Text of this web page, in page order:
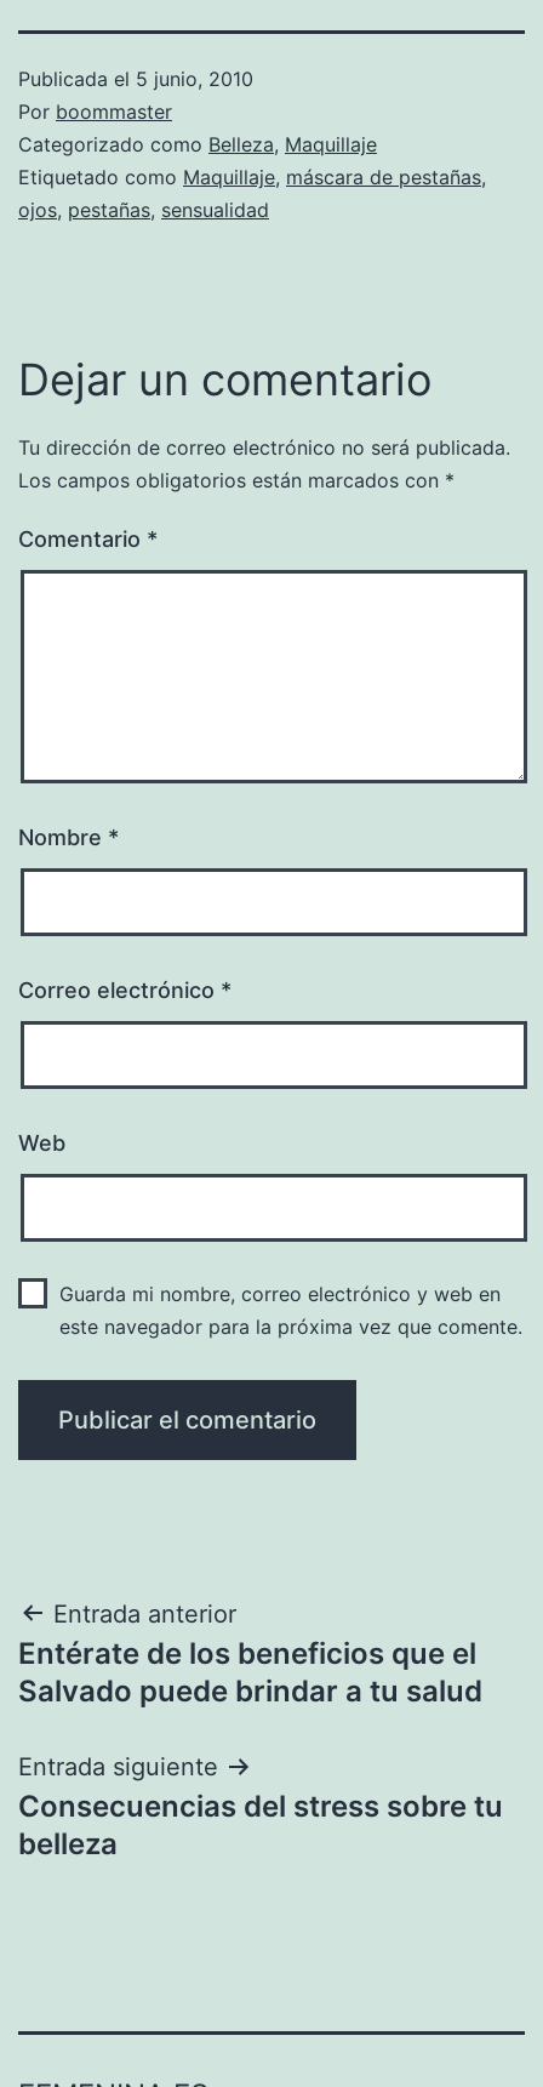
Publicada el 5 junio, 2010
Por boommaster
Categorizado como Belleza, Maquillaje
Etiquetado como Maquillaje, máscara de pestañas,
ojos, pestañas, sensualidad
Dejar un comentario
Tu dirección de correo electrónico no será publicada.
Los campos obligatorios están marcados con *
Comentario *
Nombre *
Correo electrónico *
Web
Guarda mi nombre, correo electrónico y web en
este navegador para la próxima vez que comente.
Navegación
de
Entrada anterior
Entérate de los beneficios que el
Salvado puede brindar a tu salud
Entrada siguiente
Consecuencias del stress sobre tu
belleza